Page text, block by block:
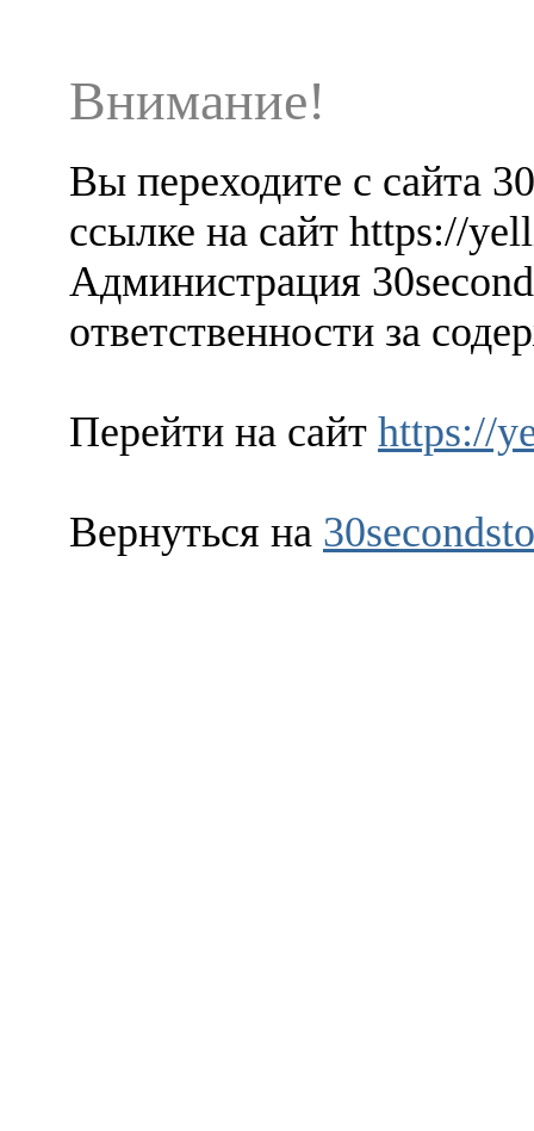
Внимание!
Вы переходите с сайта
ссылке на сайт https://
Администрация
ответственности за
Перейти на сайт https://
Вернуться на